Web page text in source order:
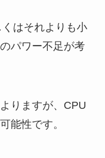
はそれよりも小
パワー不足が考
りますが、CPU
能性です。